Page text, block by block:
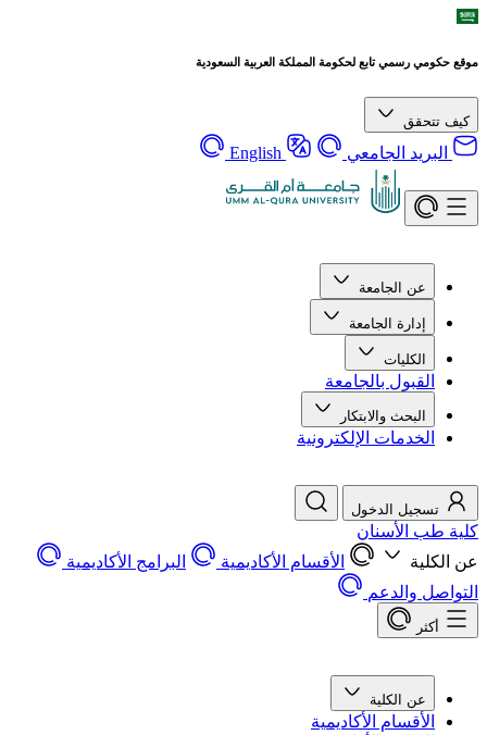
موقع حكومي رسمي تابع لحكومة المملكة العربية السعودية
كيف تتحقق
البريد الجامعي English
عن الجامعة
إدارة الجامعة
الكليات
القبول بالجامعة
البحث والابتكار
الخدمات الإلكترونية
تسجيل الدخول
كلية طب الأسنان
عن الكلية
الأقسام الأكاديمية
البرامج الأكاديمية
التواصل والدعم
أكثر
عن الكلية
الأقسام الأكاديمية